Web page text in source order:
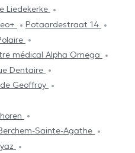
Liedekerke
Potaardestraat 14
médical Alpha Omega
Dentaire
Geoffroy
Sainte-Agathe